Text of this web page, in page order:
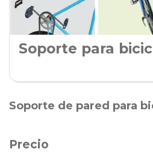
Soporte para
Soporte de pared para
Precio